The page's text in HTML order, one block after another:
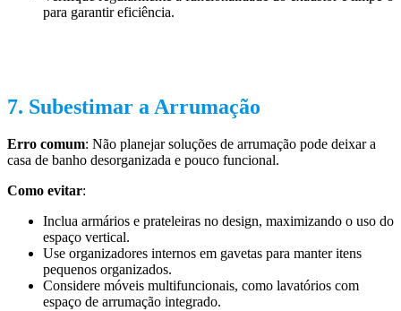
para garantir eficiência.
7. Subestimar a Arrumação
Erro comum: Não planejar soluções de arrumação pode deixar a
casa de banho desorganizada e pouco funcional.
Como evitar:
Inclua armários e prateleiras no design, maximizando o uso do
espaço vertical.
Use organizadores internos em gavetas para manter itens
pequenos organizados.
Considere móveis multifuncionais, como lavatórios com
espaço de arrumação integrado.